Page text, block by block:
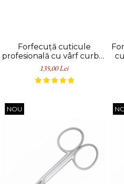
Forfecuță cuticule
profesională cu vârf curbat
și ascuțit, oțel inoxidabil
135,00 Lei
NOU